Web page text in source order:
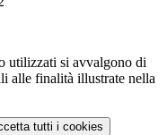
utilizzati si avvalgono di
alle finalità illustrate nella
tutti i cookies